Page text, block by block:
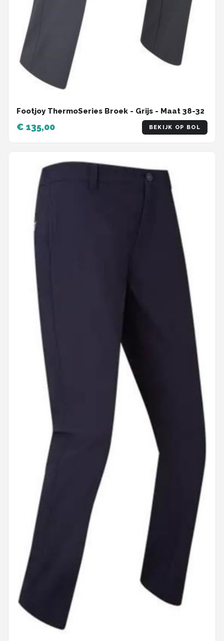
Footjoy ThermoSeries Broek - Grijs - Maat 38-32
€ 135,00 BEKIJK OP BOL